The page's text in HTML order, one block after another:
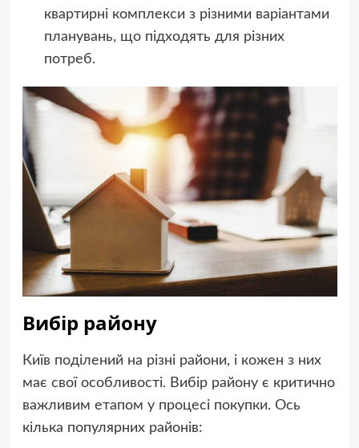
квартирні комплекси з різними варіантами
планувань, що підходять для різних
потреб.
Вибір району
Київ поділений на різні райони, і кожен з них
має свої особливості. Вибір району є критично
важливим етапом у процесі покупки. Ось
кілька популярних районів: